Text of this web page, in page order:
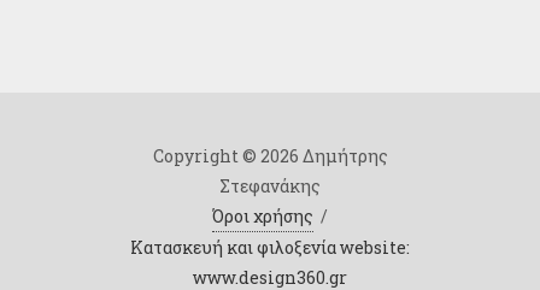
Copyright © 2026 Δημήτρης
Στεφανάκης
Όροι χρήσης /
Κατασκευή και φιλοξενία website:
www.design360.gr